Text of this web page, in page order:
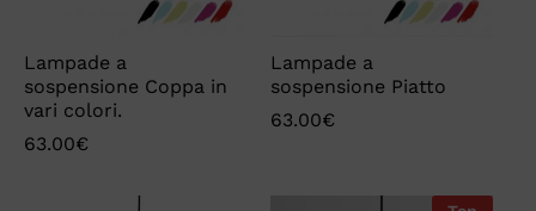
Lampade a
sospensione Coppa in
vari colori.
63.00€
Lampade a
sospensione Piatto
63.00€